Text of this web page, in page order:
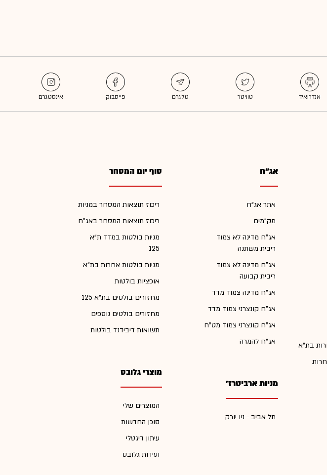
בת"א
אג"ח
אתר אג"ח
מק"מים
אג"ח מדינה לא צמוד
ריבית משתנה
אג"ח מדינה לא צמוד
ריבית קבועה
אג"ח מדינה צמוד מדד
אג"ח קונצרני צמוד מדד
אג"ח קונצרני צמוד מט"ח
אג"ח להמרה
מניות ארביטרז'
תל אביב - ניו יורק
סוף יום המסחר
ריכוז תוצאות המסחר במניות
ריכוז תוצאות המסחר באג"ח
מניות בולטות במדד ת"א
125
מניות בולטות אחרות בת"א
אופציות בולטות
מחזורים בולטים בת"א 125
מחזורים בולטים נוספים
תשואות דיבידנד בולטות
מוצרי גלובס
המוצרים שלי
סוכן החדשות
עיתון דיגטלי
ועידות גלובס